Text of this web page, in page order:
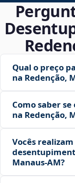
Qual o preço
na Redenção,
Como saber
na Redenção,
Vocês
Manaus‑AM?